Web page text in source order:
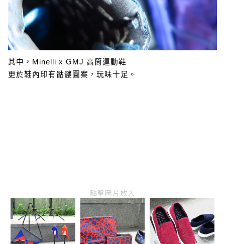
其中，Minelli x GMJ 高筒運動鞋
更於鞋內印有骷髏圖案，玩味十足。
點擊圖片放大